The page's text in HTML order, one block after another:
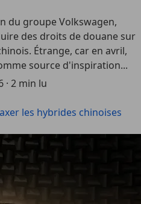
du groupe Volkswagen,
des droits de douane sur
Étrange, car en avril,
source d'inspiration...
· 2 min lu
les hybrides chinoises